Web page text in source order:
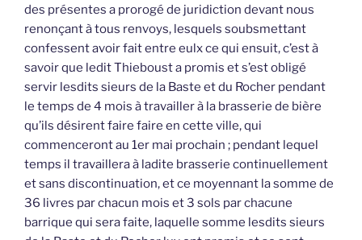
des présentes a prorogé de juridiction devant nous
renonçant à tous renvoys, lesquels soubsmettant
confessent avoir fait entre eulx ce qui ensuit, c’est à
savoir que ledit Thieboust a promis et s’est obligé
servir lesdits sieurs de la Baste et du Rocher pendant
le temps de 4 mois à travailler à la brasserie de bière
qu’ils désirent faire faire en cette ville, qui
commenceront au 1er mai prochain ; pendant lequel
temps il travaillera à ladite brasserie continuellement
et sans discontinuation, et ce moyennant la somme de
36 livres par chacun mois et 3 sols par chacune
barrique qui sera faite, laquelle somme lesdits sieurs